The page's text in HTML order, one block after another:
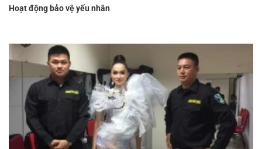
Hoạt động bảo vệ yếu nhân